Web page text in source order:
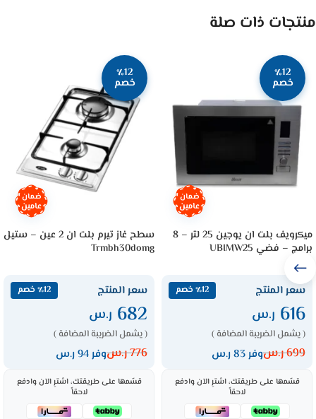
منتجات ذات صلة
٪12
خصم
ضمان
عامين
ميكرويف بلت ان يوجين 25 لتر – 8
برامج – فضي UBIMW25
سعر المنتج ٪12 خصم
616 ر.س
( يشمل الضريبة المضافة )
699ر.سوفر 83 ر.س
قسّمها على طريقتك، اشترِ الآن وادفع
لاحقاً
٪12
خصم
ضمان
عامين
سطح غاز تيرم بلت ان 2 عين – ستيل
Trmbh30domg
سعر المنتج ٪12 خصم
682 ر.س
( يشمل الضريبة المضافة )
776ر.سوفر 94 ر.س
قسّمها على طريقتك، اشترِ الآن وادفع
لاحقاً